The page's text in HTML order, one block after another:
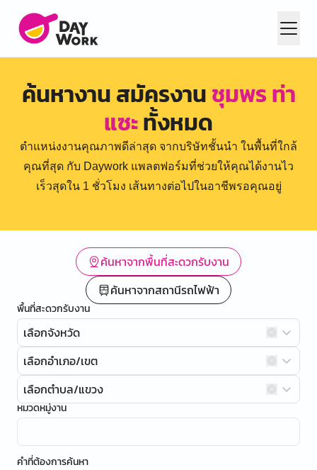
ค้นหางาน สมัครงานชุมพร ท่า
แซะทั้งหมด
ตำแหน่งงานคุณภาพดีล่าสุด จากบริษัทชั้นนำ ในพื้นที่ใกล้
คุณที่สุด กับ Daywork แพลตฟอร์มที่ช่วยให้คุณได้งานไว
เร็วสุดใน 1 ชั่วโมง เส้นทางต่อไปในอาชีพรอคุณอยู่
ค้นหาจากพื้นที่สะดวกรับงาน
ค้นหาจากสถานีรถไฟฟ้า
พื้นที่สะดวกรับงาน
เลือกจังหวัด
เลือกอำเภอ/เขต
เลือกตำบล/แขวง
หมวดหมู่งาน
คำที่ต้องการค้นหา